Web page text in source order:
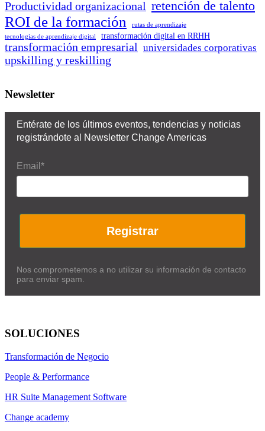
Productividad organizacional retención de talento
ROI de la formación
rutas de aprendizaje
tecnologías de aprendizaje digital
transformación digital en RRHH
transformación empresarial universidades corporativas
upskilling y reskilling
Newsletter
Entérate de los últimos eventos, tendencias y noticias
registrándote al Newsletter Change Americas
Email*
Registrar
Nos comprometemos a no utilizar su información de contacto
para enviar spam.
SOLUCIONES
Transformación de Negocio
People & Performance
HR Suite Management Software
Change academy